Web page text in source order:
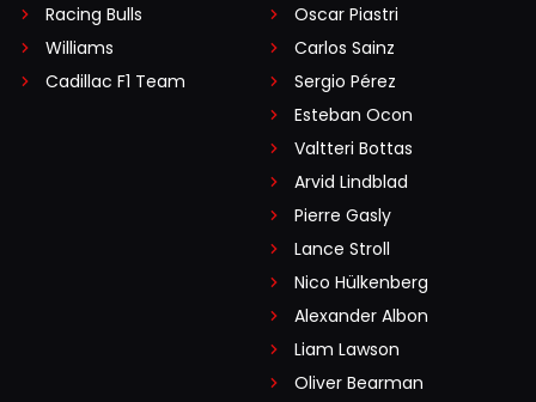
Racing Bulls
Williams
Cadillac F1 Team
Oscar Piastri
Carlos Sainz
Sergio Pérez
Esteban Ocon
Valtteri Bottas
Arvid Lindblad
Pierre Gasly
Lance Stroll
Nico Hülkenberg
Alexander Albon
Liam Lawson
Oliver Bearman